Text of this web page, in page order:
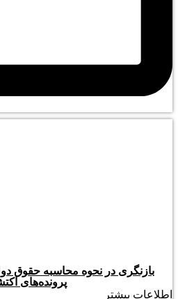
بازنگری در نحوه محاسبه حقوق
پرونده‌های
اطلاعات بیشتر